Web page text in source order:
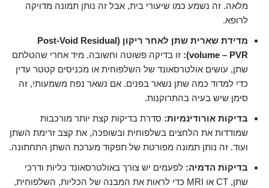
מלאה. זה נשמע כמו שיעורי בית, אבל זה נותן תמונה מדויקה
לרופא.
מדידת שארית שתן לאחר ריקון (Post-Void Residual
volume – PVR):
זו בדיקה פשוטה וחשובה. מיד אחרי שהטלתם
שתן, עושים אולטרסאונד של השלפוחית או מכניסים קטטר עדין
כדי למדוד כמה שתן נשאר בפנים. אם נשאר נפח משמעותי, זה
סימן שיש בעיה בהתרוקנות.
בדיקות אורודינמיות: סדרת בדיקות קצת יותר מורכבות
שמודדות את הלחצים בשלפוחית ובשופכה, את קצב זרימת השתן
ועוד. זה נותן תמונה מפורטת של תפקוד מערכת השתן התחתונה.
בדיקות הדמיה: לפעמים יש צורך באולטרסאונד כליות ודרכי
שתן, CT או MRI כדי לראות את המבנה של הכליות, השלפוחית,